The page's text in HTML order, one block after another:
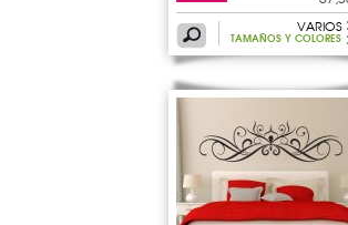
VARIOS
TAMAÑOS Y COLORES